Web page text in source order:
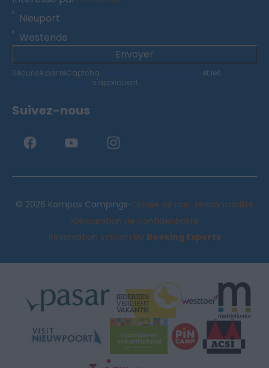
Nieuport
Westende
Envoyer
Sécurisé par reCaptcha,
et les
s'appliquent.
Suivez-nous
© 2026 Kompas Campings·Clause de non-responsabilité
·Déclaration de confidentialité
Reservation system by Booking Experts